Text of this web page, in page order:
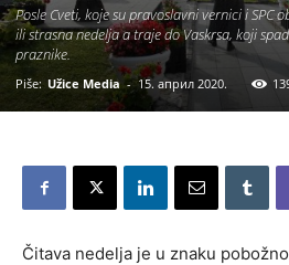
Posle Cveti, koje su pravoslavni vernici i SPC
ili strasna nedelja a traje do Vaskrsa, koji
praznike.
Piše: Užice Media - 15. април 2020.
Čitava nedelja je u znaku